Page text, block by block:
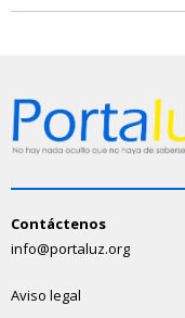
Contáctenos
info@portaluz.org
Aviso legal